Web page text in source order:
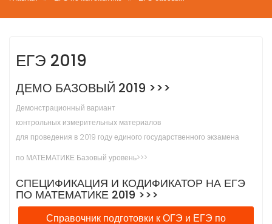
ЕГЭ 2019
ДЕМО БАЗОВЫЙ 2019 >>>
Демонстрационный вариант
контрольных измерительных материалов
для проведения в 2019 году единого государственного экзамена
по МАТЕМАТИКЕ Базовый уровень>>>
СПЕЦИФИКАЦИЯ И КОДИФИКАТОР НА ЕГЭ
ПО МАТЕМАТИКЕ 2019 >>>
Справочник подготовки к ОГЭ и ЕГЭ по